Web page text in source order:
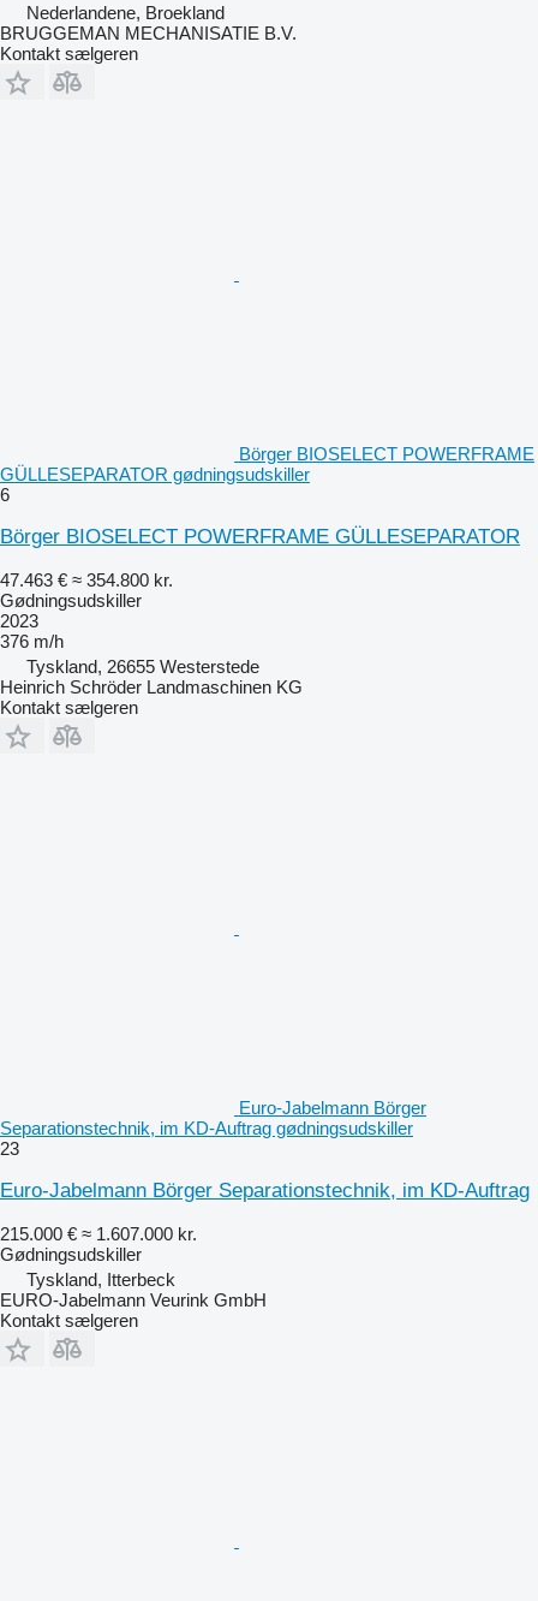
Nederlandene, Broekland
BRUGGEMAN MECHANISATIE B.V.
Kontakt sælgeren
Börger BIOSELECT POWERFRAME
GÜLLESEPARATOR gødningsudskiller
6
Börger BIOSELECT POWERFRAME GÜLLESEPARATOR
47.463 € ≈ 354.800 kr.
Gødningsudskiller
2023
376 m/h
Tyskland, 26655 Westerstede
Heinrich Schröder Landmaschinen KG
Kontakt sælgeren
Euro-Jabelmann Börger
Separationstechnik, im KD-Auftrag gødningsudskiller
23
Euro-Jabelmann Börger Separationstechnik, im KD-Auftrag
215.000 € ≈ 1.607.000 kr.
Gødningsudskiller
Tyskland, Itterbeck
EURO-Jabelmann Veurink GmbH
Kontakt sælgeren